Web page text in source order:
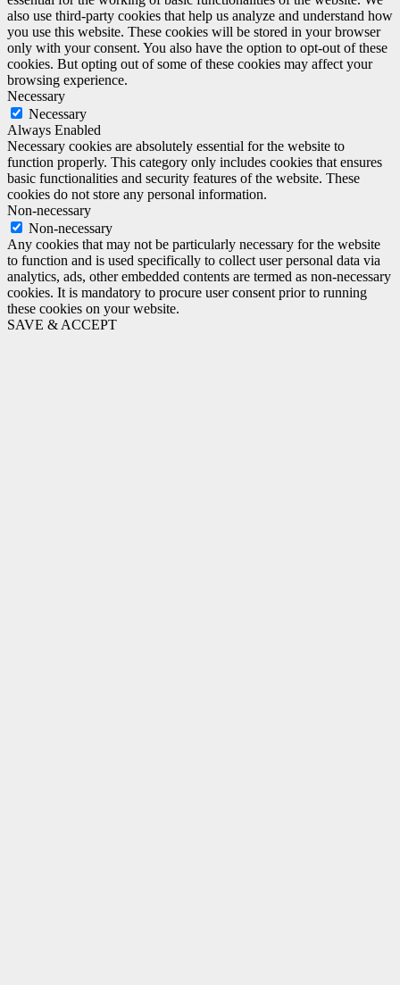
also use third-party cookies that help us analyze and understand how
you use this website. These cookies will be stored in your browser
only with your consent. You also have the option to opt-out of these
cookies. But opting out of some of these cookies may affect your
browsing experience.
Necessary
Necessary
Always Enabled
Necessary cookies are absolutely essential for the website to
function properly. This category only includes cookies that ensures
basic functionalities and security features of the website. These
cookies do not store any personal information.
Non-necessary
Non-necessary
Any cookies that may not be particularly necessary for the website
to function and is used specifically to collect user personal data via
analytics, ads, other embedded contents are termed as non-necessary
cookies. It is mandatory to procure user consent prior to running
these cookies on your website.
SAVE & ACCEPT